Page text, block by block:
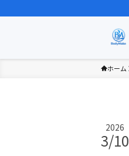
ホーム
2026
3/10